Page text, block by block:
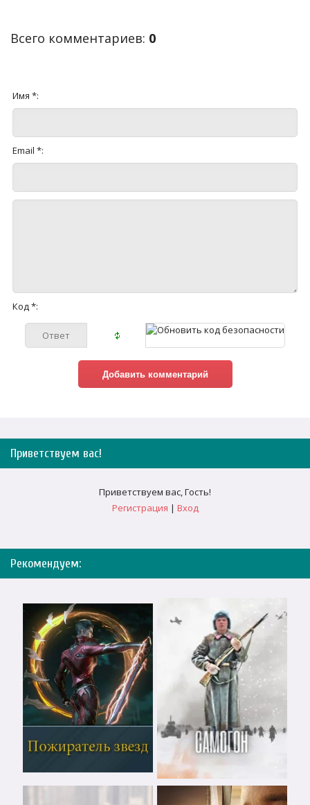
Всего комментариев: 0
Имя *:
Email *:
Код *:
Приветствуем вас!
Приветствуем вас,Гость!
Регистрация | Вход
Рекомендуем: